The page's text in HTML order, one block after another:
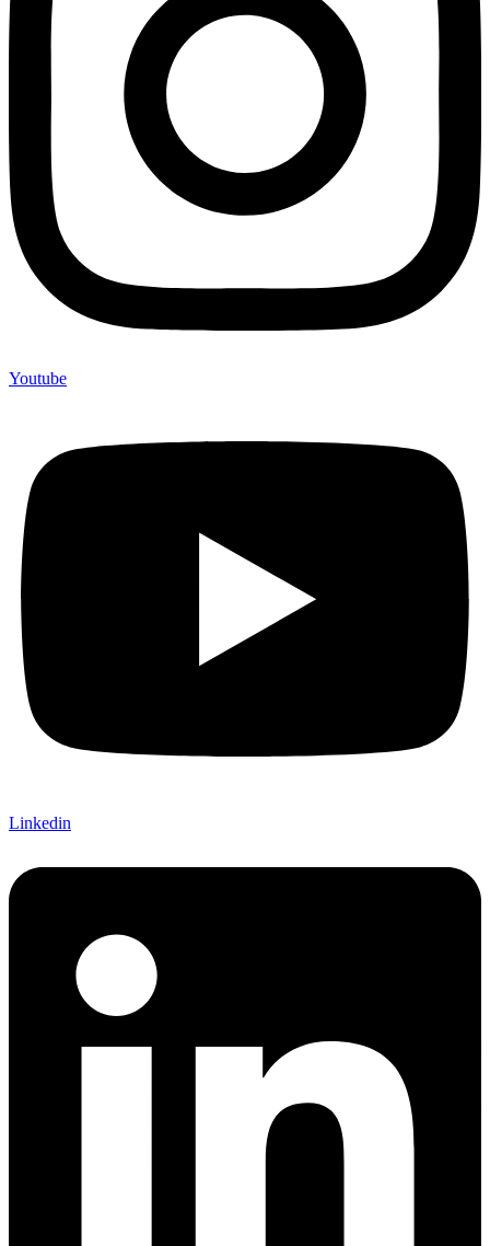
Youtube
Linkedin